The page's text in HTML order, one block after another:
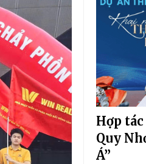
Hợp
Quy
Á”